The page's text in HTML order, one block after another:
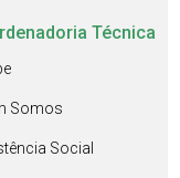
Técnica
Somos
Social